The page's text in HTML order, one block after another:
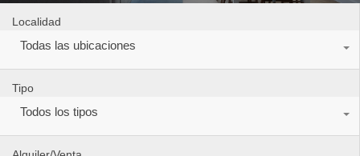
Localidad
Todas las ubicaciones
Tipo
Todos los tipos